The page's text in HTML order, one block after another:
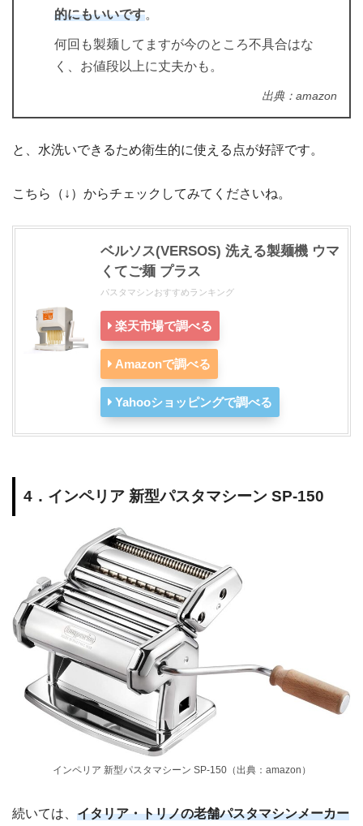
的にもいいです。
何回も製麺してますが今のところ不具合はな
く、お値段以上に丈夫かも。
出典：amazon
と、水洗いできるため衛生的に使える点が好評です。
こちら（↓）からチェックしてみてくださいね。
ベルソス(VERSOS) 洗える製麺機 ウマ
くてご麺 プラス
パスタマシンおすすめランキング
楽天市場で調べる
Amazonで調べる
Yahooショッピングで調べる
4．インペリア 新型パスタマシーン SP-150
インペリア 新型パスタマシーン SP-150（出典：amazon）
続いては、 イタリア・トリノの老舗パスタマシンメーカー